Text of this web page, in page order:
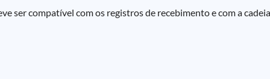
ser compatível com os registros de recebimento e com a